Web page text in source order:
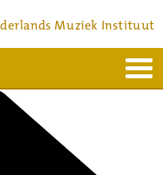
Muziek Instituut